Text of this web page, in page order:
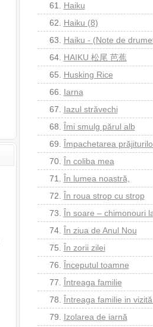
61. Haiku
62. Haiku (8)
63. Haiku - (Note de
64. HAIKU 松尾 芭蕉
65. Husking Rice
66. Iarna
67. Iazul străvechi
68. Îmi smulg părul alb
69. Împachetarea
70. În coliba mea
71. În lumea noastră,
72. În roua strop cu strop
73. În soare – chimonouri
74. În ziua de Anul Nou
75. În zorii zilei
76. Începutul toamne
77. Întreaga familie
78. Întreaga familie in
79. Izolarea de iarnă